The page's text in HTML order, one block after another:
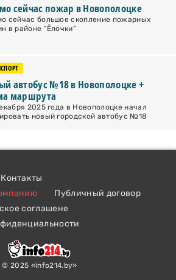
сейчас пожар в Новополоцке
сейчас большое скопление пожарных
в районе “Ёлочки”
автобус №18 в Новополоцке +
маршрута
2025 года в Новополоцке начал
новый городской автобус №18
Контакты
Публичный договор
соглашене
© 2025 «info214.by»